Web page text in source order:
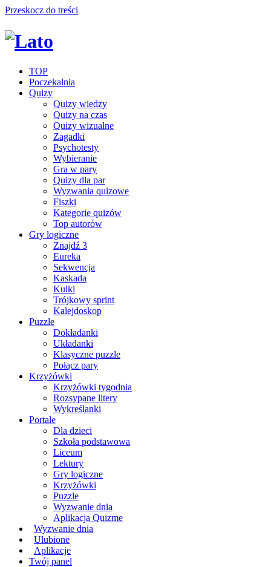
Przeskocz do treści
TOP
Poczekalnia
Quizy
Quizy wiedzy
Quizy na czas
Quizy wizualne
Zagadki
Psychotesty
Wybieranie
Gra w pary
Quizy dla par
Wyzwania quizowe
Fiszki
Kategorie quizów
Top autorów
Gry logiczne
Znajdź 3
Eureka
Sekwencja
Kaskada
Kulki
Trójkowy sprint
Kalejdoskop
Puzzle
Dokładanki
Układanki
Klasyczne puzzle
Połącz pary
Krzyżówki
Krzyżówki tygodnia
Rozsypane litery
Wykreślanki
Portale
Dla dzieci
Szkoła podstawowa
Liceum
Lektury
Gry logiczne
Krzyżówki
Puzzle
Wyzwanie dnia
Aplikacja Quizme
Wyzwanie dnia
Ulubione
Aplikacje
Twój panel